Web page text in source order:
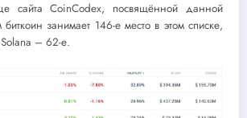
сайта CoinCodex, посвящённой данной
занимает 146-е место в этом списке,
– 62-е.